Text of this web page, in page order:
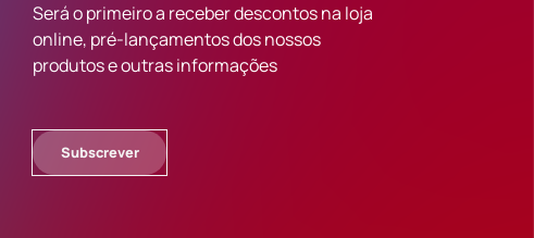
Será o primeiro a receber descontos na loja
online, pré-lançamentos dos nossos
produtos e outras informações
Subscrever